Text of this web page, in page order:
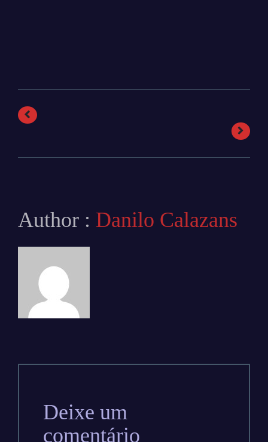
Author : Danilo Calazans
Deixe um
comentário